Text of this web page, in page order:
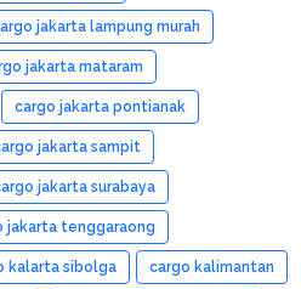
jakarta lampung murah
jakarta mataram
cargo jakarta pontianak
jakarta sampit
jakarta surabaya
jakarta tenggaraong
kalarta sibolga cargo kalimantan